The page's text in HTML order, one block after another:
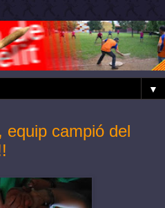
▼
equip campió del